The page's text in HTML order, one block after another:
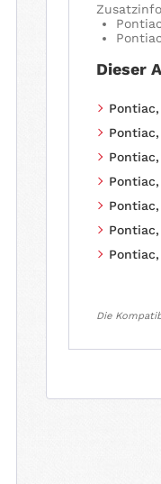
Dieser
Die